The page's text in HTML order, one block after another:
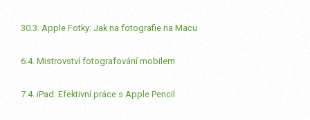
30.3. Apple Fotky: Jak na fotografie na Macu
6.4. Mistrovství fotografování mobilem
7.4. iPad: Efektivní práce s Apple Pencil